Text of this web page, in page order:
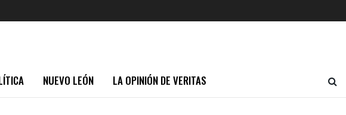
NUEVO LEÓN LA OPINIÓN DE VERITAS